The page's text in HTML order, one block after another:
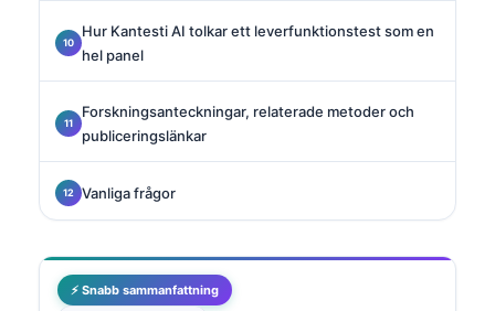
Hur Kantesti AI tolkar ett leverfunktionstest som en
hel panel
Forskningsanteckningar, relaterade metoder och
publiceringslänkar
Vanliga frågor
⚡ Snabb sammanfattning